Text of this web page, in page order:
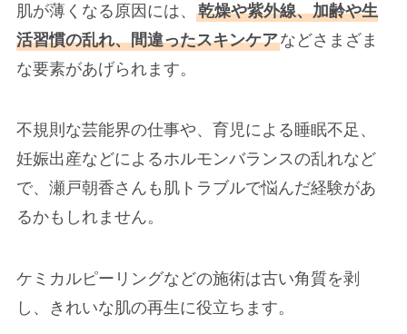
肌が薄くなる原因には、 乾燥や紫外線、加齢や生
活習慣の乱れ、間違ったスキンケアなどさまざま
な要素があげられます。
不規則な芸能界の仕事や、育児による睡眠不足、
妊娠出産などによるホルモンバランスの乱れなど
で、瀬戸朝香さんも肌トラブルで悩んだ経験があ
るかもしれません。
ケミカルピーリングなどの施術は古い角質を剥
し、きれいな肌の再生に役立ちます。